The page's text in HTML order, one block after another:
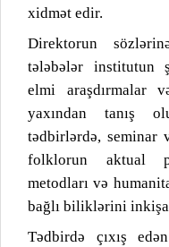
xidmət edir.
Direktorun
tələbələr institutun
elmi araşdırmalar
yaxından tanış
tədbirlərdə, seminar
folklorun aktual
metodları və
bağlı biliklərini
Tədbirdə çıxış